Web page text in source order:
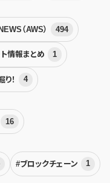
（AWS） 494
情報まとめ 1
！ 4
16
#ブロックチェーン 1